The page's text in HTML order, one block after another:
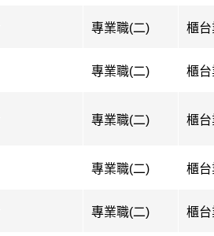
專業職(二) 櫃
專業職(二) 櫃
專業職(二) 櫃
專業職(二) 櫃
專業職(二) 櫃